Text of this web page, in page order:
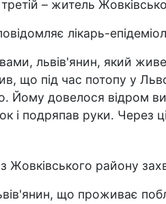
– житель
лікарь-
львів'янин, який
що під час потопу у
Йому довелося відром
і подряпав руки. Через
Жовківського району
що проживає